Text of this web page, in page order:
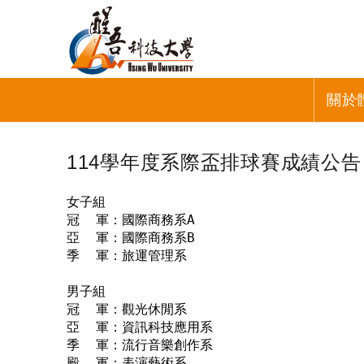
關於
114學年度系際盃排球賽成績公告
女子組
冠  軍：國際商務系A
亞  軍：國際商務系B
季  軍：旅運管理系
男子組
冠  軍：觀光休閒系
亞  軍：資訊科技應用系
季  軍：流行音樂創作系